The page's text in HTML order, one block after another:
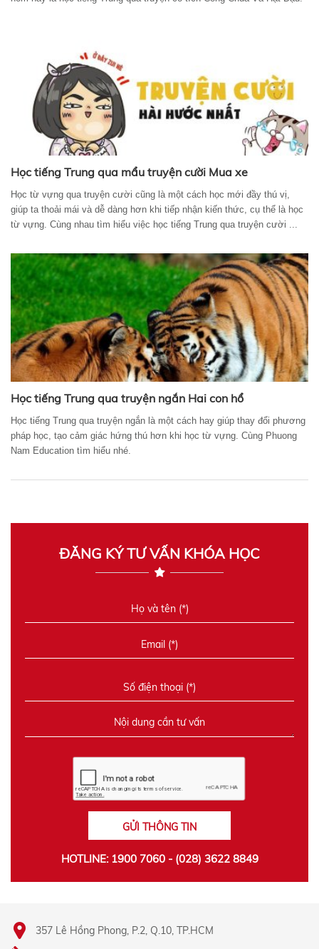
Học tiếng Trung qua mẩu truyện cười Mua xe
Học từ vựng qua truyện cười cũng là một cách học mới đầy thú vị,
giúp ta thoải mái và dễ dàng hơn khi tiếp nhận kiến thức, cụ thể là học
từ vựng. Cùng nhau tìm hiểu việc học tiếng Trung qua truyện cười ...
Học tiếng Trung qua truyện ngắn Hai con hổ
Học tiếng Trung qua truyện ngắn là một cách hay giúp thay đổi phương
pháp học, tạo cảm giác hứng thú hơn khi học từ vựng. Cùng Phuong
Nam Education tìm hiểu nhé.
ĐĂNG KÝ TƯ VẤN KHÓA HỌC
GỬI THÔNG TIN
HOTLINE: 1900 7060 - (028) 3622 8849
357 Lê Hồng Phong, P.2, Q.10, TP.HCM